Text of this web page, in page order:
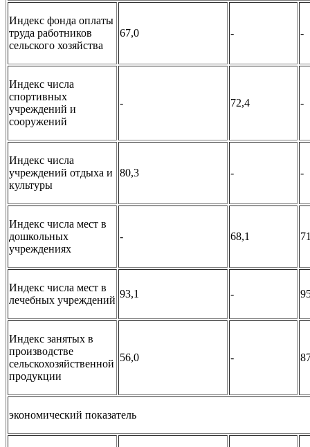
Индекс фонда оплаты
труда работников
сельского хозяйства
67,0 - -
Индекс числа
спортивных
учреждений и
сооружений
- 72,4 -
Индекс числа
учреждений отдыха и
культуры
80,3 - -
Индекс числа мест в
дошкольных
учреждениях
- 68,1
Индекс числа мест в
лечебных учреждений
93,1 -
Индекс занятых в
производстве
сельскохозяйственной
продукции
56,0 -
экономический показатель